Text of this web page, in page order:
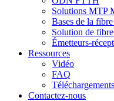
Solutions MTP
Bases de la
Solution de
Émetteurs-
Ressources
Vidéo
FAQ
Téléchargements
Contactez-nous